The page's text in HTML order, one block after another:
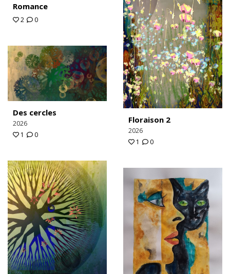
Floraison 2
2026
1
0
Romance
2 0
Des cercles
2026
1
0